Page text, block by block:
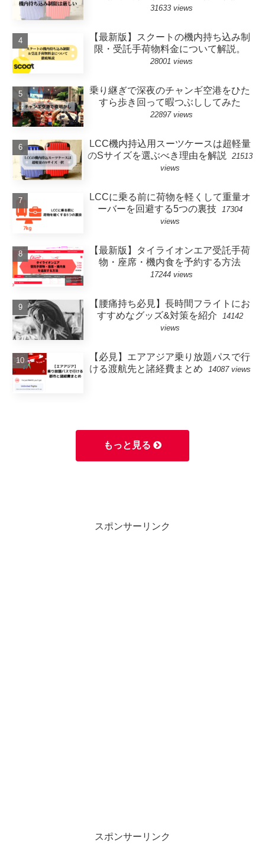
31633 views
【最新版】スクートの機内持ち込み制
限・受託手荷物料金について解説。
28001 views
乗り継ぎで深夜のチャンギ空港をひた
すら歩き回って暇つぶししてみた
22897 views
LCC機内持込用スーツケースは超軽量
のSサイズを選ぶべき理由を解説
21513
views
LCCに乗る前に荷物を軽くして重量オ
ーバーを回避する5つの裏技
17304
views
【最新版】タイライオンエア受託手荷
物・座席・機内食を予約する方法
17244 views
【腰痛持ち必見】長時間フライトにお
すすめなグッズ&対策を紹介
14142
views
【必見】エアアジア乗り放題パスで行
ける渡航先と諸経費まとめ
14087 views
もっと見る
スポンサーリンク
スポンサーリンク